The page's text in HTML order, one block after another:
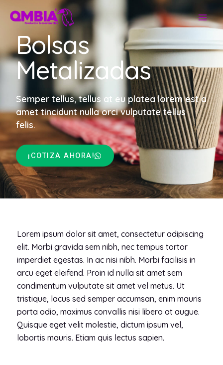
Bolsas
Metalizadas
Semper tellus, tellus at eu platea lorem est a
amet tincidunt nulla orci vulputate tellus
felis.
¡COTIZA AHORA!
Lorem ipsum dolor sit amet, consectetur adipiscing
elit. Morbi gravida sem nibh, nec tempus tortor
imperdiet egestas. In ac nisi nibh. Morbi facilisis in
arcu eget eleifend. Proin id nulla sit amet sem
condimentum vulputate sit amet vel metus. Ut
tristique, lacus sed semper accumsan, enim mauris
porta odio, maximus convallis nisi libero at augue.
Quisque eget velit molestie, dictum ipsum vel,
lobortis mauris. Etiam quis lectus sapien.